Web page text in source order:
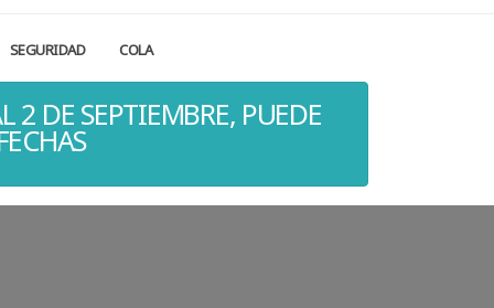
SEGURIDAD COLA
2 DE SEPTIEMBRE, PUEDE